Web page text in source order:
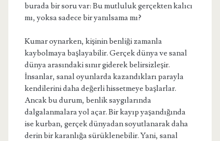
burada bir soru var: Bu mutluluk gerçekten kalıcı
mı, yoksa sadece bir yanılsama mı?
Kumar oynarken, kişinin benliği zamanla
kaybolmaya başlayabilir. Gerçek dünya ve sanal
dünya arasındaki sınır giderek belirsizleşir.
İnsanlar, sanal oyunlarda kazandıkları parayla
kendilerini daha değerli hissetmeye başlarlar.
Ancak bu durum, benlik saygılarında
dalgalanmalara yol açar. Bir kayıp yaşandığında
ise kurban, gerçek dünyadan soyutlanarak daha
derin bir karanlığa sürüklenebilir. Yani, sanal